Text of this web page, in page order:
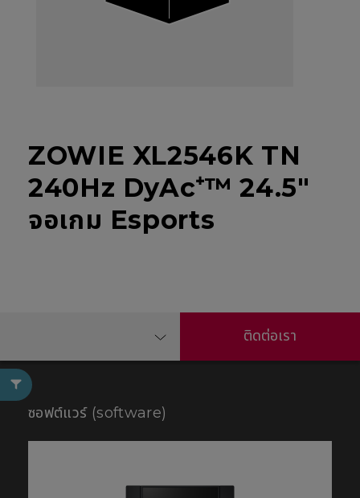
ZOWIE XL2546K TN
240Hz DyAc⁺™ 24.5"
จอเกม Esports
ติดต่อเรา
ซอฟต์แวร์ (software)